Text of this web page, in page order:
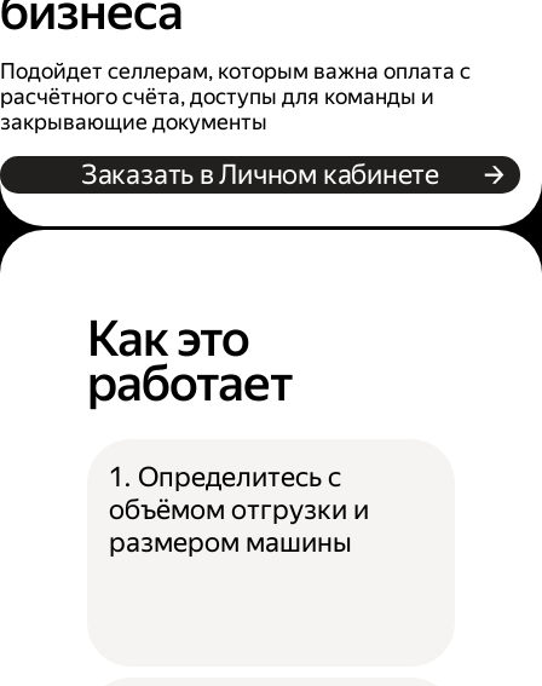
бизнеса
Подойдет селлерам, которым важна оплата с
расчётного счёта, доступы для команды и
закрывающие документы
Заказать в Личном кабинете
Как это
работает
1. Определитесь с
объёмом отгрузки и
размером машины